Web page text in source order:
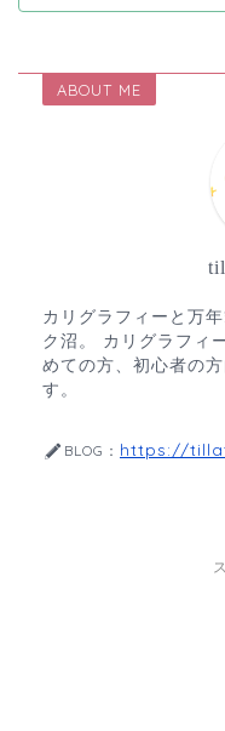
ABOUT ME
カリグラフィーと万
ク沼。 カリグラフィ
めての方、初心者の
す。
BLOG： https://